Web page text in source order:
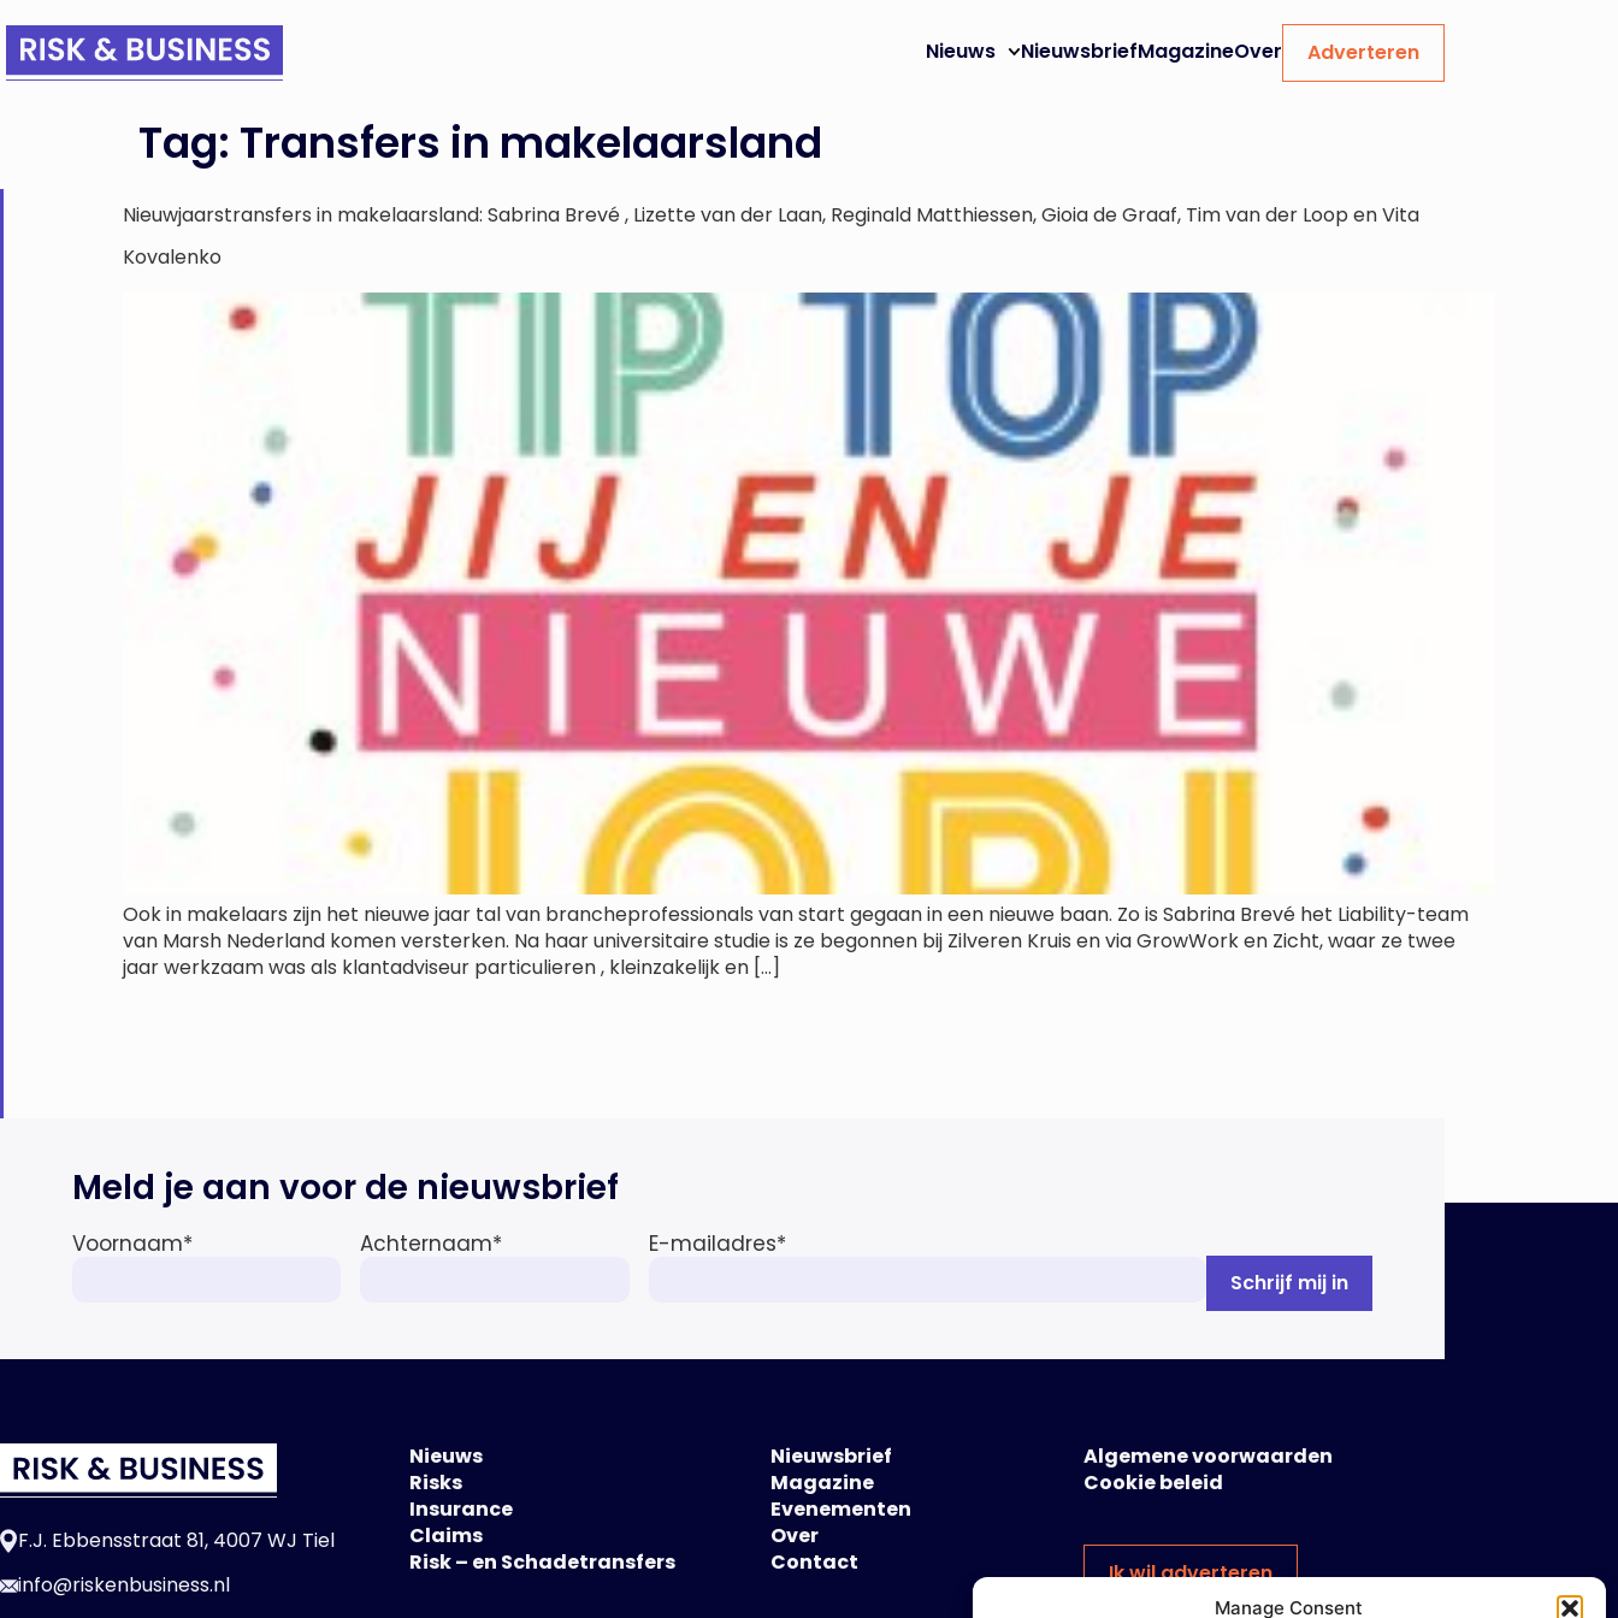
Manage Consent
Nieuws NieuwsbriefMagazineOver Adverteren
Tag: Transfers in makelaarsland
Nieuwjaarstransfers in makelaarsland: Sabrina Brevé , Lizette van der Laan, Reginald Matthiessen, Gioia de Graaf, Tim van der Loop en Vita
Kovalenko
Ook in makelaars zijn het nieuwe jaar tal van brancheprofessionals van start gegaan in een nieuwe baan. Zo is Sabrina Brevé het Liability-team
van Marsh Nederland komen versterken. Na haar universitaire studie is ze begonnen bij Zilveren Kruis en via GrowWork en Zicht, waar ze twee
jaar werkzaam was als klantadviseur particulieren , kleinzakelijk en […]
Meld je aan voor de nieuwsbrief
Voornaam* Achternaam* E-mailadres*
F.J. Ebbensstraat 81, 4007 WJ Tiel
info@riskenbusiness.nl
Nieuws
Risks
Insurance
Claims
Risk – en Schadetransfers
Nieuwsbrief
Magazine
Evenementen
Over
Contact
Algemene voorwaarden
Cookie beleid
Ik wil adverteren